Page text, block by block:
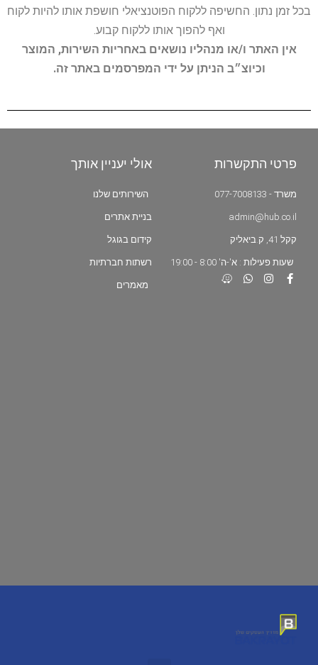
בכל זמן נתון. החשיפה ללקוח הפוטנציאלי חושפת אותו להיות לקוח
ואף להפוך אותו ללקוח קבוע.
אין האתר ו/או מנהליו נושאים באחריות השירות, המוצר
וכיוצ״ב הניתן על ידי המפרסמים באתר זה.
פרטי התקשרות
משרד - 077-7008133
admin@hub.co.il
קקל 41, ק.ביאליק
שעות פעילות : א'-ה' 8:00 - 19:00
אולי יעניין אותך
השירותים שלנו
בניית אתרים
קידום בגוגל
רשתות חברתיות
מאמרים